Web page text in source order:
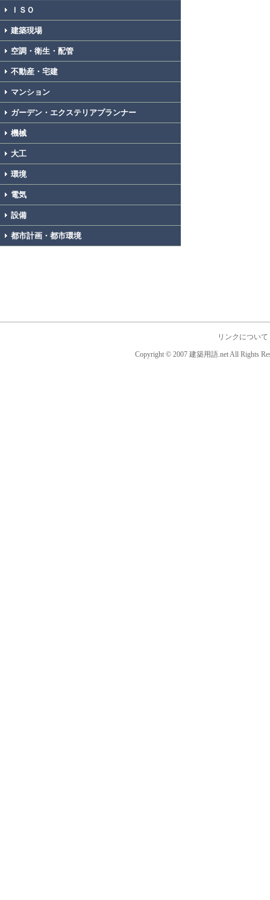
ＩＳＯ
建築現場
空調・衛生・配管
不動産・宅建
マンション
ガーデン・エクステリアプランナー
機械
大工
環境
電気
設備
都市計画・都市環境
リンクについて
Copyright © 2007 建築用語.net All Rights